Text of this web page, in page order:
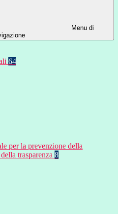
Menu di
64
per la prevenzione della
trasparenza 8